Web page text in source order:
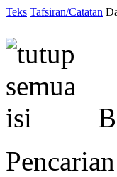
Teks Tafsiran/Catatan